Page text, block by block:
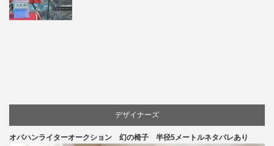
デザイナーズ
オバハンライターオークション 幻の椅子 半径5メートルネタバレあり